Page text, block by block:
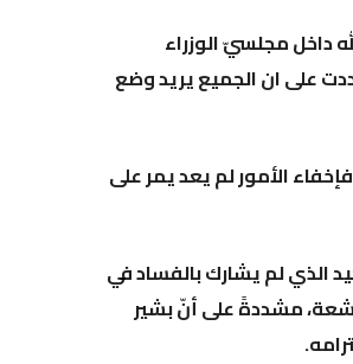
داخل مجلسيّ الوزراء
على ان الجميع يريد وضع
الأمور لم يعد يمر على
الذي لم يشارك بالفساد في
مشددةً على أنّ بشير